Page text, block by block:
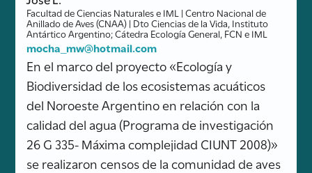
Facultad de Ciencias Naturales e IML | Centro Nacional de
Anillado de Aves (CNAA) | Dto Ciencias de la Vida, Instituto
Antártico Argentino; Cátedra Ecología General, FCN e IML
mocha_mw@hotmail.com
En el marco del proyecto «Ecología y
Biodiversidad de los ecosistemas acuáticos
del Noroeste Argentino en relación con la
calidad del agua (Programa de investigación
26 G 335- Máxima complejidad CIUNT 2008)»
se realizaron censos de la comunidad de aves